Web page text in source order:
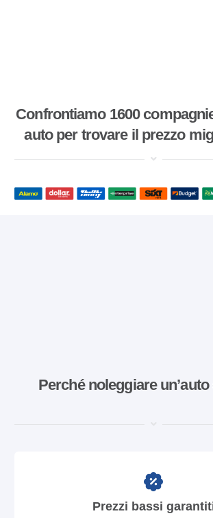
Confrontiamo 1600
auto per trovare il prezzo
Perché noleggiare
Prezzi bassi